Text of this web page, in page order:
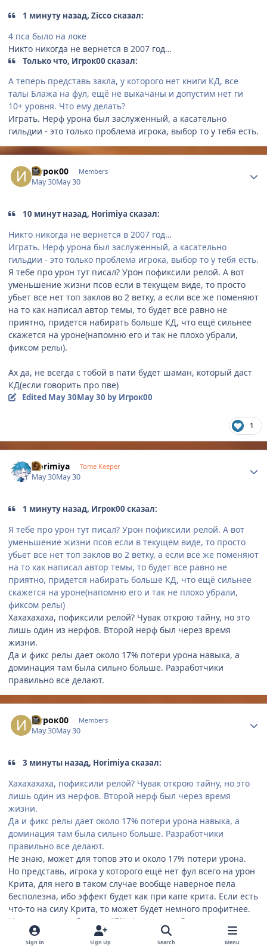
1 минуту назад, Zicco сказал:
4 пса было на локе
Никто никогда не вернется в 2007 год…
Только что, Игрок00 сказал:
А теперь представь закла, у которого нет книги КД, все
талы Блажа на фул, ещё не выкачаны и допустим нет ги
10+ уровня. Что ему делать?
Играть. Нерф урона был заслуженный, а касательно
гильдии - это только проблема игрока, выбор то у тебя есть.
Игрок00 Members
May 30May 30
10 минут назад, Horimiya сказал:
Никто никогда не вернется в 2007 год…
Играть. Нерф урона был заслуженный, а касательно
гильдии - это только проблема игрока, выбор то у тебя есть.
Я тебе про урон тут писал? Урон пофиксили релой. А вот
уменьшение жизни псов если в текущем виде, то просто
убьет все нет топ заклов во 2 ветку, а если все же поменяют
на то как написал автор темы, то будет все равно не
приятно, придется набирать больше КД, что ещё сильнее
скажется на уроне(напомню его и так не плохо убрали,
фиксом релы).
Ах да, не всегда с тобой в пати будет шаман, который даст
КД(если говорить про пве)
Edited May 30May 30 by Игрок00
1
Horimiya Tome Keeper
May 30May 30
1 минуту назад, Игрок00 сказал:
Я тебе про урон тут писал? Урон пофиксили релой. А вот
уменьшение жизни псов если в текущем виде, то просто
убьет все нет топ заклов во 2 ветку, а если все же поменяют
на то как написал автор темы, то будет все равно не
приятно, придется набирать больше КД, что ещё сильнее
скажется на уроне(напомню его и так не плохо убрали,
фиксом релы)
Хахахахаха, пофиксили релой? Чувак открою тайну, но это
лишь один из нерфов. Второй нерф был через время
жизни.
Да и фикс релы дает около 17% потери урона навыка, а
доминация там была сильно больше. Разработчики
правильно все делают.
Игрок00 Members
May 30May 30
3 минуты назад, Horimiya сказал:
Хахахахаха, пофиксили релой? Чувак открою тайну, но это
лишь один из нерфов. Второй нерф был через время
жизни.
Да и фикс релы дает около 17% потери урона навыка, а
доминация там была сильно больше. Разработчики
правильно все делают.
Не знаю, может для топов это и около 17% потери урона.
Но представь, игрока у которого ещё нет фул всего на урон
Крита, для него в таком случае вообще наверное пела
бесполезна, ибо эффект будет как при капе крита. Если есть
что-то на силу Крита, то может будет немного профитнее.
Но потери явно больше 17%. А теперь добавляем сюда
повысившиеся требования к КД. И имеем ни урона ни
удобства(ибо закл и так был пианином, а тут ещё чаще
Sign In Sign Up Search Menu